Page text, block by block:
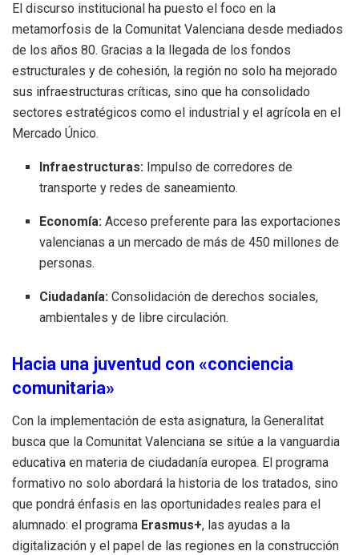
El discurso institucional ha puesto el foco en la
metamorfosis de la Comunitat Valenciana desde mediados
de los años 80. Gracias a la llegada de los fondos
estructurales y de cohesión, la región no solo ha mejorado
sus infraestructuras críticas, sino que ha consolidado
sectores estratégicos como el industrial y el agrícola en el
Mercado Único.
Infraestructuras: Impulso de corredores de
transporte y redes de saneamiento.
Economía: Acceso preferente para las exportaciones
valencianas a un mercado de más de 450 millones de
personas.
Ciudadanía: Consolidación de derechos sociales,
ambientales y de libre circulación.
Hacia una juventud con «conciencia
comunitaria»
Con la implementación de esta asignatura, la Generalitat
busca que la Comunitat Valenciana se sitúe a la vanguardia
educativa en materia de ciudadanía europea. El programa
formativo no solo abordará la historia de los tratados, sino
que pondrá énfasis en las oportunidades reales para el
alumnado: el programa Erasmus+, las ayudas a la
digitalización y el papel de las regiones en la construcción